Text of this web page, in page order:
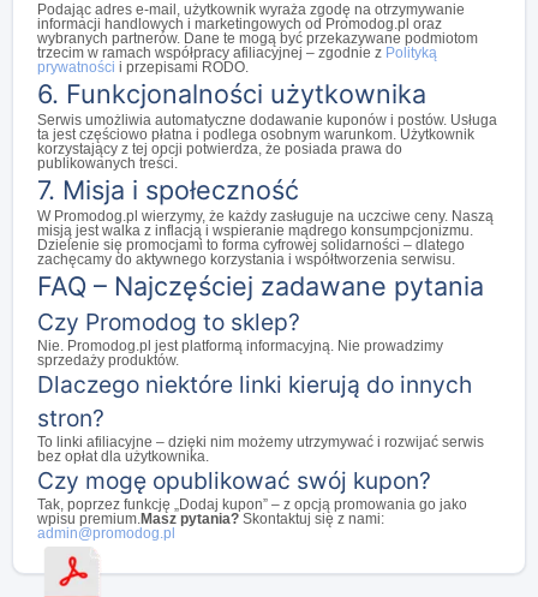
Podając adres e-mail, użytkownik wyraża zgodę na otrzymywanie
informacji handlowych i marketingowych od Promodog.pl oraz
wybranych partnerów. Dane te mogą być przekazywane podmiotom
trzecim w ramach współpracy afiliacyjnej – zgodnie z Polityką
prywatności i przepisami RODO.
6. Funkcjonalności użytkownika
Serwis umożliwia automatyczne dodawanie kuponów i postów. Usługa
ta jest częściowo płatna i podlega osobnym warunkom. Użytkownik
korzystający z tej opcji potwierdza, że posiada prawa do
publikowanych treści.
7. Misja i społeczność
W Promodog.pl wierzymy, że każdy zasługuje na uczciwe ceny. Naszą
misją jest walka z inflacją i wspieranie mądrego konsumpcjonizmu.
Dzielenie się promocjami to forma cyfrowej solidarności – dlatego
zachęcamy do aktywnego korzystania i współtworzenia serwisu.
FAQ – Najczęściej zadawane pytania
Czy Promodog to sklep?
Nie. Promodog.pl jest platformą informacyjną. Nie prowadzimy
sprzedaży produktów.
Dlaczego niektóre linki kierują do innych
stron?
To linki afiliacyjne – dzięki nim możemy utrzymywać i rozwijać serwis
bez opłat dla użytkownika.
Czy mogę opublikować swój kupon?
Tak, poprzez funkcję „Dodaj kupon” – z opcją promowania go jako
wpisu premium.Masz pytania? Skontaktuj się z nami:
admin@promodog.pl